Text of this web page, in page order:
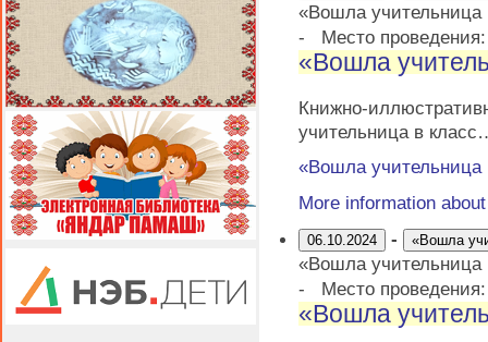
«Вошла
-
Место
«Вошла
Книжно-
учительница в
«Вошла
More information
06.10.2024 - «Вошла
«Вошла
-
Место
«Вошла